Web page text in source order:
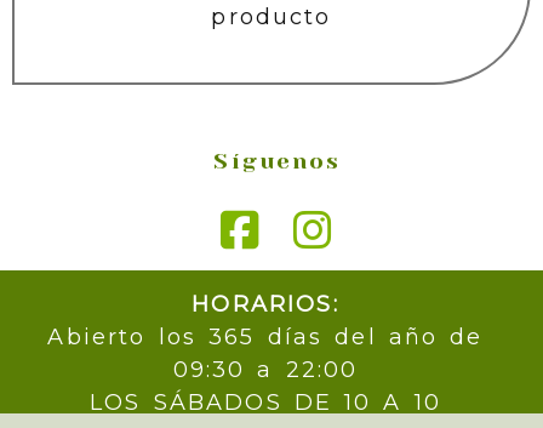
producto
Síguenos
HORARIOS:
Abierto los 365 días del año de
09:30 a 22:00
LOS SÁBADOS DE 10 A 10